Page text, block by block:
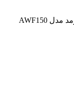
به همراه هدیه فشارسنج دیجیتالی بازویی اکیومد مدل AWF150